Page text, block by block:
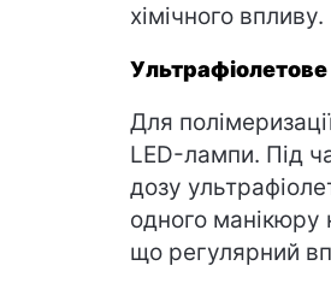
хімічного впливу.
Для
LED-лампи. Під
дозу
одного
що регулярний